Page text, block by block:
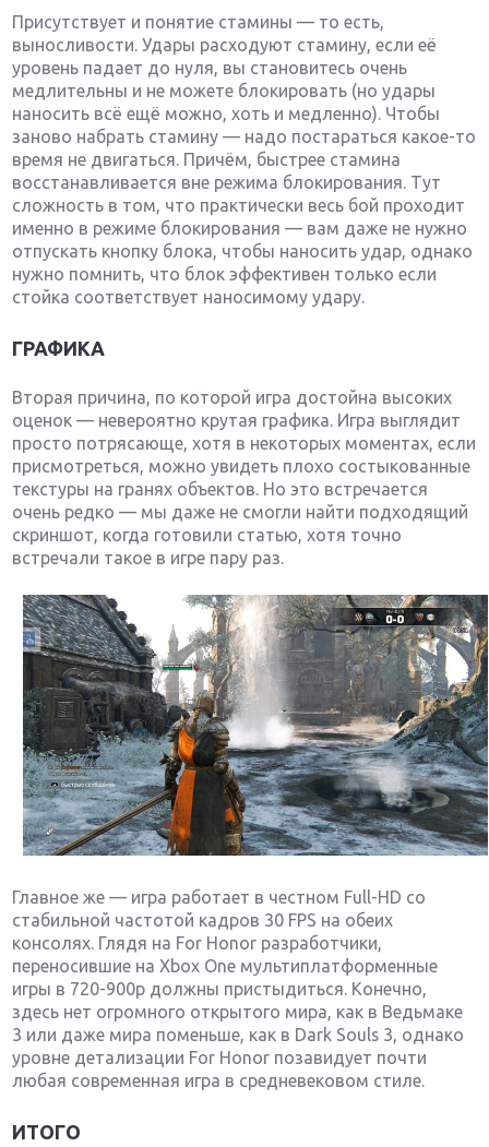
Присутствует и понятие стамины — то есть,
выносливости. Удары расходуют стамину, если её
уровень падает до нуля, вы становитесь очень
медлительны и не можете блокировать (но удары
наносить всё ещё можно, хоть и медленно). Чтобы
заново набрать стамину — надо постараться какое-то
время не двигаться. Причём, быстрее стамина
восстанавливается вне режима блокирования. Тут
сложность в том, что практически весь бой проходит
именно в режиме блокирования — вам даже не нужно
отпускать кнопку блока, чтобы наносить удар, однако
нужно помнить, что блок эффективен только если
стойка соответствует наносимому удару.
ГРАФИКА
Вторая причина, по которой игра достойна высоких
оценок — невероятно крутая графика. Игра выглядит
просто потрясающе, хотя в некоторых моментах, если
присмотреться, можно увидеть плохо состыкованные
текстуры на гранях объектов. Но это встречается
очень редко — мы даже не смогли найти подходящий
скриншот, когда готовили статью, хотя точно
встречали такое в игре пару раз.
Главное же — игра работает в честном Full-HD со
стабильной частотой кадров 30 FPS на обеих
консолях. Глядя на For Honor разработчики,
переносившие на Xbox One мультиплатформенные
игры в 720-900p должны пристыдиться. Конечно,
здесь нет огромного открытого мира, как в Ведьмаке
3 или даже мира поменьше, как в Dark Souls 3, однако
уровне детализации For Honor позавидует почти
любая современная игра в средневековом стиле.
ИТОГО